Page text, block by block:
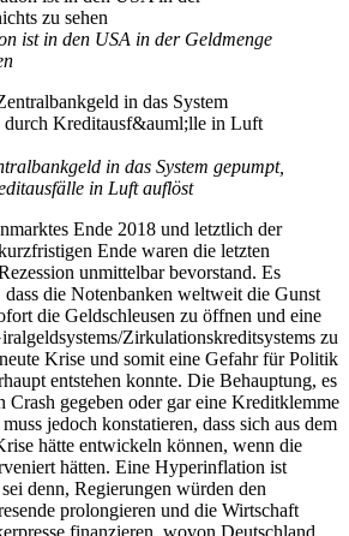
ist in den USA in der Geldmenge
in das System gepumpt,
in Luft auflöst
Ende 2018 und letztlich der
Ende waren die letzten
unmittelbar bevorstand. Es
die Notenbanken weltweit die Gunst
die Geldschleusen zu öffnen und eine
Zirkulationskreditsystems zu
Krise und somit eine Gefahr für Politik
entstehen konnte. Die Behauptung, es
Crash gegeben oder gar eine Kreditklemme
jedoch konstatieren, dass sich aus dem
hätte entwickeln können, wenn die
hätten. Eine Hyperinflation ist
denn, Regierungen würden den
prolongieren und die Wirtschaft
finanzieren, wovon Deutschland